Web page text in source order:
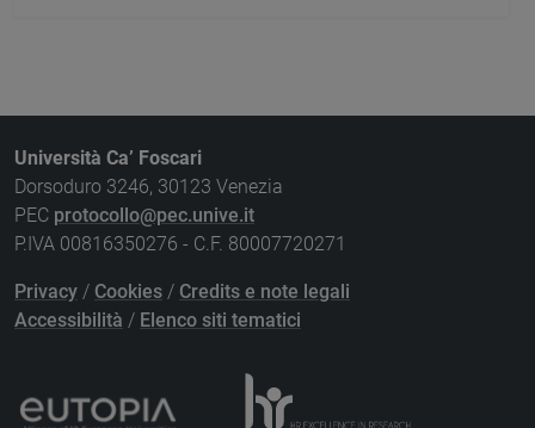
Università Ca’ Foscari
Dorsoduro 3246, 30123 Venezia
PEC protocollo@pec.unive.it
P.IVA 00816350276 - C.F. 80007720271
Privacy / Cookies / Credits e note legali
Accessibilità / Elenco siti tematici